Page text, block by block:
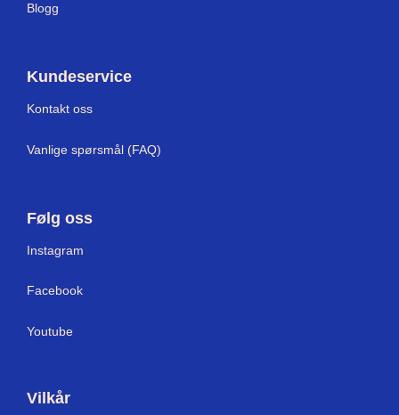
Blogg
Kundeservice
Kontakt oss
Vanlige spørsmål (FAQ)
Følg oss
Instagram
Facebook
Youtube
Vilkår